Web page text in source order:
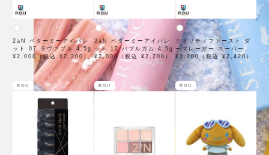
2aN ベターミーアイパレ
ット 07 ラヴァブル 4.5g
¥2,000（税込 ¥2,200）
2aN ベターミーアイパレ
ット 12 バブルガム 4.5g
¥2,000（税込 ¥2,200）
クオリティファースト ダ
ーマレーザー スーパーブ
ラックVC100クリーム
50g
¥2,200（税込 ¥2,420）
ROU ROU ROU